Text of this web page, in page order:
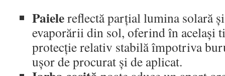
Paielereflectă parțial lumina solară
evaporării din sol, oferind în același
protecție relativ stabilă împotriva
ușor de procurat și de aplicat.